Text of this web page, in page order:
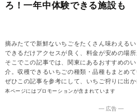
ろ！一年中体験できる施設も
摘みたてで新鮮ないちごをたくさん味わえる
できるだけアクセスが良く、料金が安めの場所
そこでこの記事では、関東にあるおすすめの
介。収穫できるいちごの種類・品種もまとめて
ぜひこの記事を参考にして、いちご狩りに出
本ページにはプロモーションが含まれています
― 広告 ―